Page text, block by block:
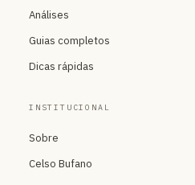
Análises
Guias completos
Dicas rápidas
INSTITUCIONAL
Sobre
Celso Bufano